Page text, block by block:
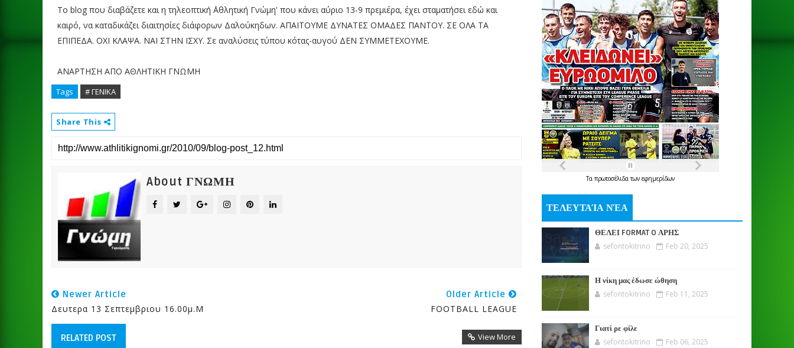
Το blog που διαβάζετε και η τηλεοπτική ΄Αθλητική Γνώμη' που κάνει αύριο 13-9 πρεμιέρα, έχει σταματήσει εδώ και
καιρό, να καταδικάζει διαιτησίες διάφορων Δαλούκηδων. ΑΠΑΙΤΟΥΜΕ ΔΥΝΑΤΕΣ ΟΜΑΔΕΣ ΠΑΝΤΟΥ. ΣΕ ΟΛΑ ΤΑ
ΕΠΙΠΕΔΑ. ΟΧΙ ΚΛΑΨΑ. ΝΑΙ ΣΤΗΝ ΙΣΧΥ. Σε αναλύσεις τύπου κότας-αυγού ΔΕΝ ΣΥΜΜΕΤΕΧΟΥΜΕ.
ΑΝΑΡΤΗΣΗ ΑΠΟ ΑΘΛΗΤΙΚΗ ΓΝΩΜΗ
Tags # ΓΕΝΙΚΑ
Share This
About ΓΝΩΜΗ
Newer Article
Δευτερα 13 Σεπτεμβριου 16.00μ.μ
Older Article
FOOTBALL LEAGUE
RELATED POST View More
Τα πρωτοσέλιδατων εφημερίδων
ΤΕΛΕΥΤΑΊΑ ΝΈΑ
ΘΕΛΕΙ FORMAT O ΑΡΗΣ
sefontokitrino Feb 20, 2025
Η νίκη μας έδωσε ώθηση
sefontokitrino Feb 11, 2025
Γιατί ρε φίλε
sefontokitrino Feb 06, 2025